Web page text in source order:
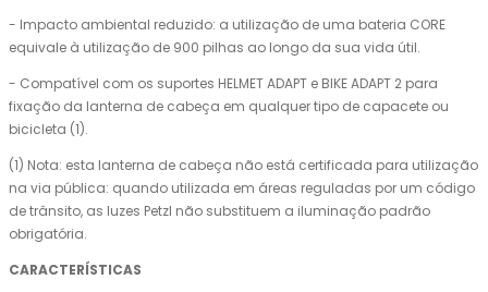
- Impacto ambiental reduzido: a utilização de uma bateria CORE
equivale à utilização de 900 pilhas ao longo da sua vida útil.
- Compatível com os suportes HELMET ADAPT e BIKE ADAPT 2 para
fixação da lanterna de cabeça em qualquer tipo de capacete ou
bicicleta (1).
(1) Nota: esta lanterna de cabeça não está certificada para utilização
na via pública: quando utilizada em áreas reguladas por um código
de trânsito, as luzes Petzl não substituem a iluminação padrão
obrigatória.
CARACTERÍSTICAS